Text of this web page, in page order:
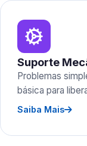
Suporte
Problemas
básica para
Saiba Mais